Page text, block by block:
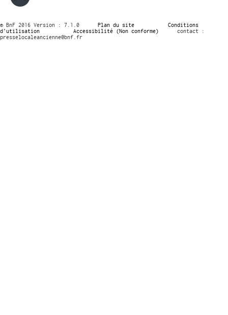
© BnF 2016 Version : 7.1.0 Plan du site
Conditions
d’utilisation
Accessibilité (Non conforme)
contact :
presselocaleancienne@bnf.fr